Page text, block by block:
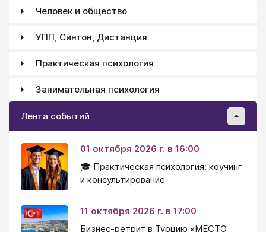
Человек и общество
УПП, Синтон, Дистанция
Практическая психология
Занимательная психология
Лента событий
01 октября 2026 г. в 16:00
🎓 Практическая психология: коучинг
и консультирование
11 октября 2026 г. в 17:00
Бизнес-ретрит в Турцию «МЕСТО